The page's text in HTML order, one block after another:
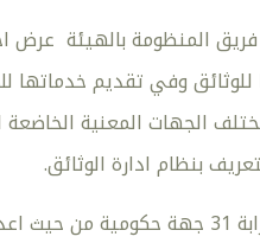
المنظومة بالهيئة عرض اخر
وفي تقديم خدماتها
الجهات المعنية
بنظام ادارة الوثائق.
الجدير بالذكر بأن الهيئة انجزت